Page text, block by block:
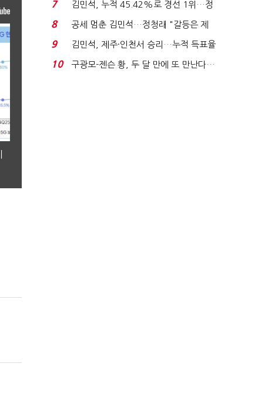
7
김민석, 누적 45.42%로 경선 1위…정
청래와 격차 0.86%p(...
8
공세 멈춘 김민석…정청래 "갈등은 제
가 수습"
9
김민석, 제주·인천서 승리…누적 득표율
'1위 탈환'(종합)...
10
구광모-젠슨 황, 두 달 만에 또 만난다…